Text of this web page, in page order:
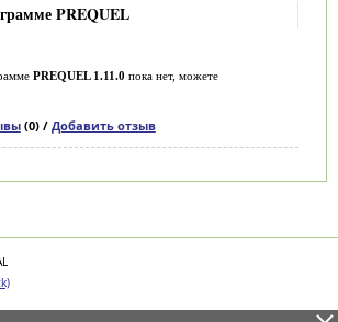
PREQUEL
PREQUEL 1.11.0 пока нет, можете
(0) / Добавить отзыв